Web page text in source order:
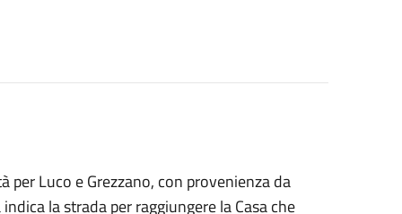
per Luco e Grezzano, con provenienza da
la strada per raggiungere la Casa che